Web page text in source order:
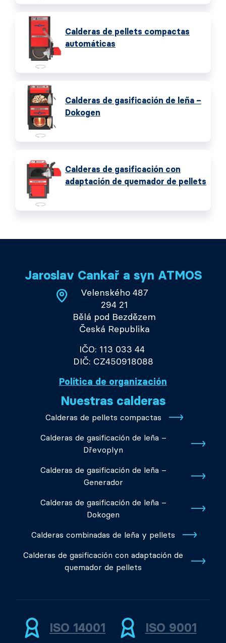
Calderas de pellets compactas
automáticas
Calderas de gasificación de leña –
Dokogen
Calderas de gasificación con
adaptación de quemador de pellets
Jaroslav Cankař a syn ATMOS
Velenského 487
294 21
Bělá pod Bezdězem
Česká Republika
IČO: 113 033 44
DIČ: CZ450918088
Política de organización
Nuestras calderas
Calderas de pellets compactas
Calderas de gasificación de leña –
Dřevoplyn
Calderas de gasificación de leña –
Generador
Calderas de gasificación de leña –
Dokogen
Calderas combinadas de leña y pellets
Calderas de gasificación con adaptación de
quemador de pellets
ISO 14001 ISO 9001